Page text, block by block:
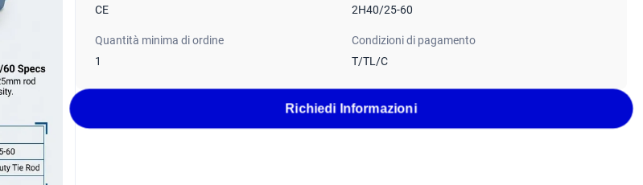
CE
2H40/25-60
Quantità minima di ordine
1
Condizioni di pagamento
T/TL/C
Richiedi Informazioni